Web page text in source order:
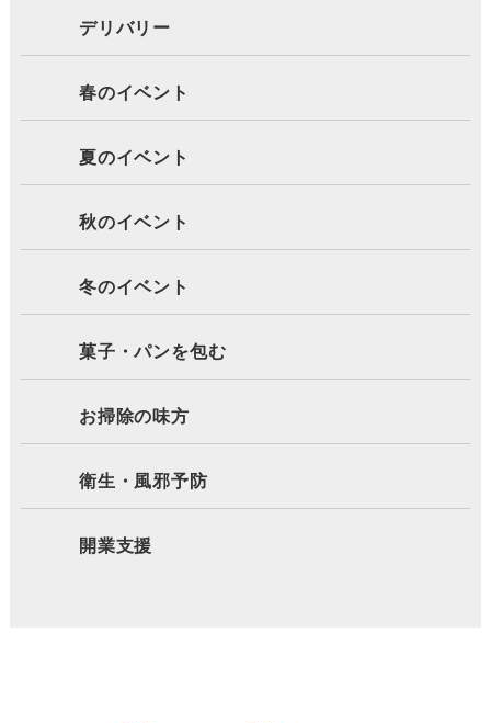
デリバリー
春のイベント
夏のイベント
秋のイベント
冬のイベント
菓子・パンを包む
お掃除の味方
衛生・風邪予防
開業支援